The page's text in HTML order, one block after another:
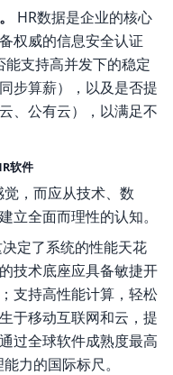
HR数据是企业的核心
权威的信息安全认证
能支持高并发下的稳定
步算薪），以及是否提
、公有云），以满足不
软件
，而应从技术、数
立全面而理性的认知。
定了系统的性能天花
技术底座应具备敏捷开
支持高性能计算，轻松
于移动互联网和云，提
过全球软件成熟度最高
力的国际标尺。